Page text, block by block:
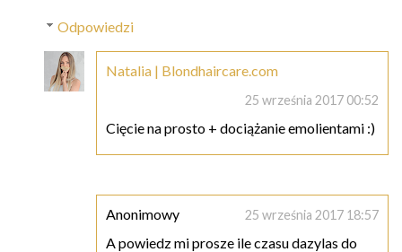
Odpowiedzi
Natalia | Blondhaircare.com
25 września 2017 00:52
Cięcie na prosto + dociążanie emolientami :)
Anonimowy 25 września 2017 18:57
A powiedz mi prosze ile czasu dazylas do